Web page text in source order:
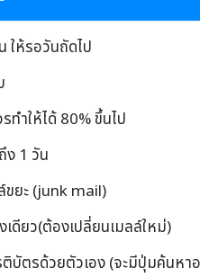
ให้รอวันถัดไป
ำให้ได้ 80% ขึ้นไป
ง 1 วัน
ขยะ (junk mail)
ดียว(ต้องเปลี่ยนเมลล์ใหม่)
บัตรด้วยตัวเอง (จะมีปุ่มค้นหา